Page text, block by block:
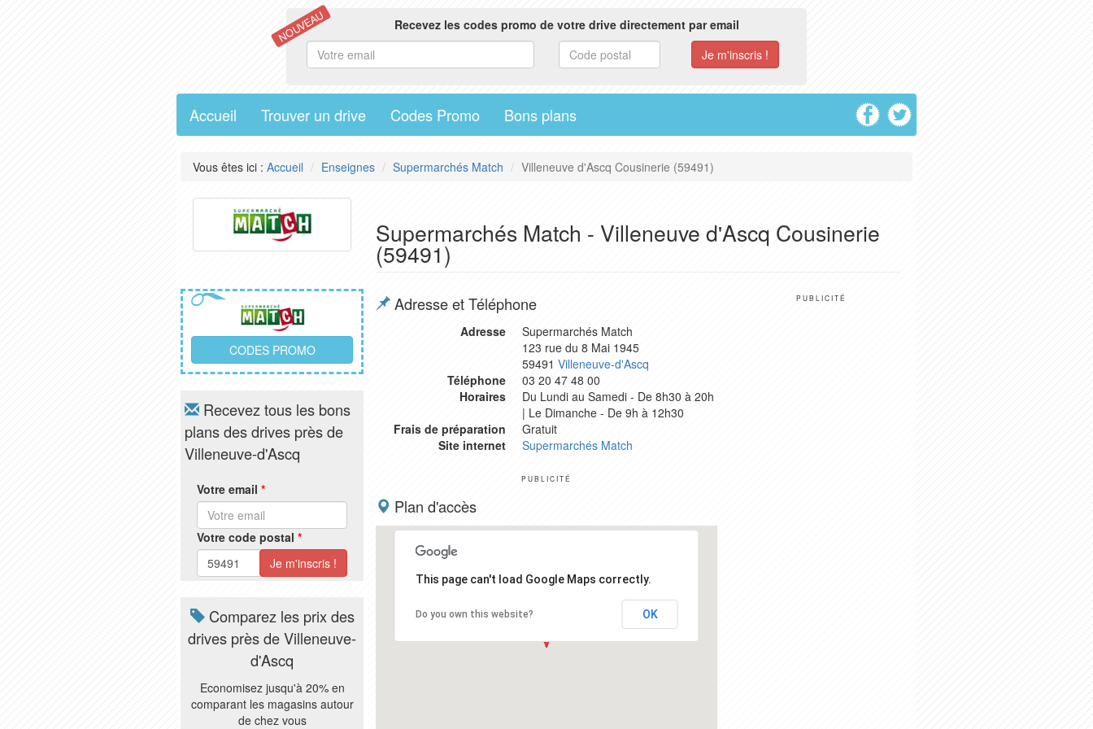
NOUVEAU Recevez les codes promo de votre drive directement par email
Accueil Trouver un drive Codes Promo Bons plans
Vous êtes ici : Accueil Enseignes Supermarchés Match Villeneuve d'Ascq Cousinerie (59491)
Supermarchés Match - Villeneuve d'Ascq Cousinerie
(59491)
CODES PROMO
Recevez tous les bons
plans des drives près de
Villeneuve-d'Ascq
Votre email *
Votre code postal *
Comparez les prix des
drives près de Villeneuve-
d'Ascq
Economisez jusqu'à 20% en
comparant les magasins autour
de chez vous
Adresse et Téléphone
Adresse
Supermarchés Match
123 rue du 8 Mai 1945
59491 Villeneuve-d'Ascq
Téléphone
03 20 47 48 00
Horaires
Du Lundi au Samedi - De 8h30 à 20h
| Le Dimanche - De 9h à 12h30
Frais de préparation
Gratuit
Site internet
Supermarchés Match
PUBLICITÉ
Plan d'accès
This page can't load Google Maps correctly.
Do you own this website? OK
PUBLICITÉ